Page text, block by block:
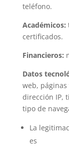
teléfono.
Académicos:
certificados.
Financieros:
Datos
web,
dirección IP,
tipo de
La
es